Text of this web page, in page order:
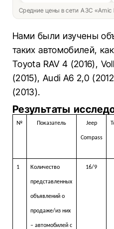
Средние цены в сети АЗС «Amic
Нами были изучены
таких автомобилей,
Toyota RAV 4 (2016),
(2015), Audi A6 2,0
(2013).
Результаты
№ Показатель Jeep
Compass
1 Количество
представленных
объявлений о
продаже/из них
– автомобилей с
16/9